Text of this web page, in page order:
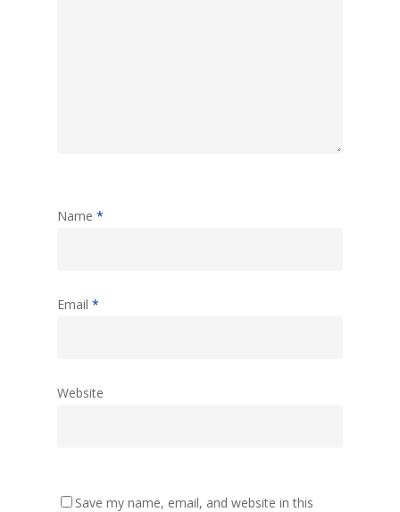
Name *
Email *
Website
Save my name, email, and website in this